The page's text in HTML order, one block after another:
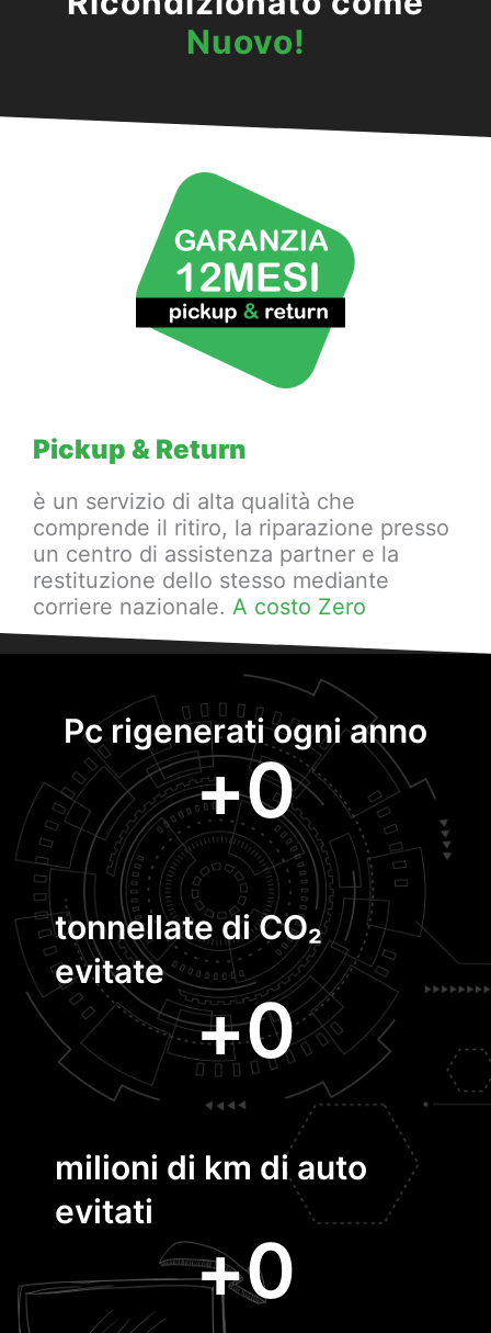
Nuovo!
Pickup & Return
è un servizio di alta qualità che
comprende il ritiro, la riparazione presso
un centro di assistenza partner e la
restituzione dello stesso mediante
corriere nazionale. A costo Zero
Pc rigenerati ogni anno
+0
tonnellate di CO₂
evitate
+0
milioni di km di auto
evitati
+0